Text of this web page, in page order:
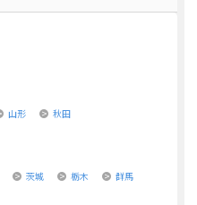
山形 秋田
茨城 栃木 群馬